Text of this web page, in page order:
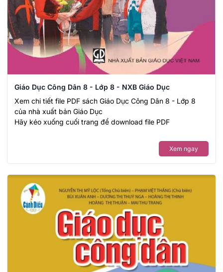
Giáo Dục Công Dân 8 - Lớp 8 - NXB Giáo Dục
Xem chi tiết file PDF sách Giáo Dục Công Dân 8 - Lớp 8
của nhà xuất bản Giáo Dục
Hãy kéo xuống cuối trang để download file PDF
Xem ngay